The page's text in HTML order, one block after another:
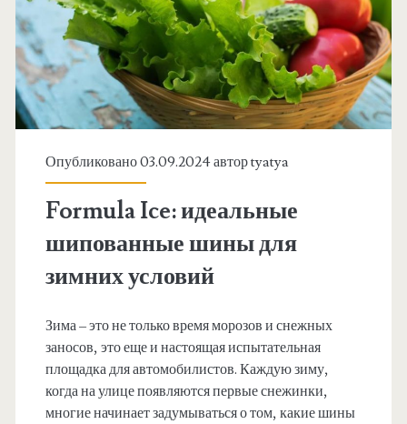
Опубликовано 03.09.2024 авторtyatya
Formula Ice: идеальные
шипованные шины для
зимних условий
Зима – это не только время морозов и снежных
заносов, это еще и настоящая испытательная
площадка для автомобилистов. Каждую зиму,
когда на улице появляются первые снежинки,
многие начинает задумываться о том, какие шины